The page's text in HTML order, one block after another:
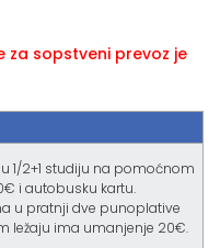
za sopstveni prevoz je
1/2+1 studiju na pomoćnom
i autobusku kartu.
u pratnji dve punoplative
ležaju ima umanjenje 20€.